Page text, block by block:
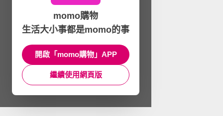
momo購物
生活大小事都是momo的事
開啟「momo購物」APP
繼續使用網頁版